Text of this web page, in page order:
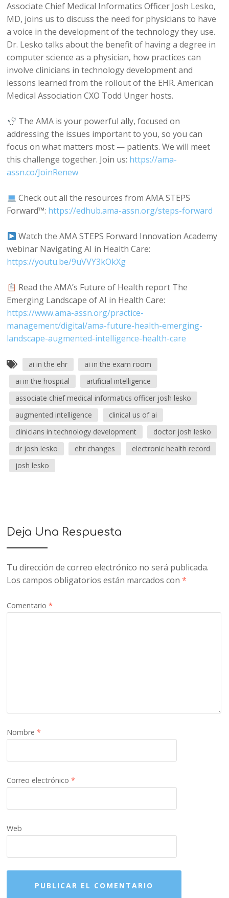
Associate Chief Medical Informatics Officer Josh Lesko,
MD, joins us to discuss the need for physicians to have
a voice in the development of the technology they use.
Dr. Lesko talks about the benefit of having a degree in
computer science as a physician, how practices can
involve clinicians in technology development and
lessons learned from the rollout of the EHR. American
Medical Association CXO Todd Unger hosts.
The AMA is your powerful ally, focused on
addressing the issues important to you, so you can
focus on what matters most — patients. We will meet
this challenge together. Join us: https://ama-
assn.co/JoinRenew
Check out all the resources from AMA STEPS
Forward™: https://edhub.ama-assn.org/steps-forward
Watch the AMA STEPS Forward Innovation Academy
webinar Navigating AI in Health Care:
https://youtu.be/9uVVY3kOkXg
Read the AMA’s Future of Health report The
Emerging Landscape of AI in Health Care:
https://www.ama-assn.org/practice-
management/digital/ama-future-health-emerging-
landscape-augmented-intelligence-health-care
ai in the ehr
ai in the exam room
ai in the hospital
artificial intelligence
associate chief medical informatics officer josh lesko
augmented intelligence
clinical us of ai
clinicians in technology development
doctor josh lesko
dr josh lesko
ehr changes
electronic health record
josh lesko
Deja Una Respuesta
Tu dirección de correo electrónico no será publicada.
Los campos obligatorios están marcados con*
Comentario*
Nombre*
Correo electrónico*
Web